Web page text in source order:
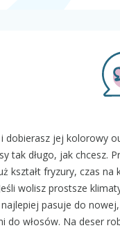
dobierasz jej kolorowy
tak długo, jak chcesz.
kształt fryzury, czas na
wolisz prostsze
pasuje do nowej,
do włosów. Na deser